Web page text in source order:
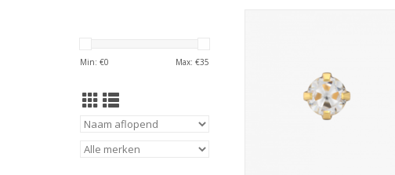
Min: €0 Max: €35
TOEVOEGEN AAN WINKELWAGEN